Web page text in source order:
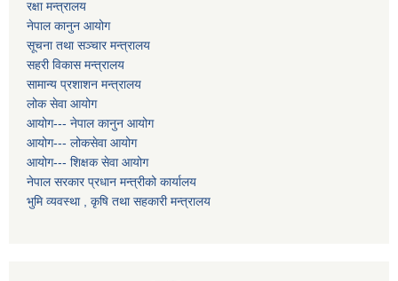
रक्षा मन्त्रालय
नेपाल कानुन आयोग
सूचना तथा सञ्चार मन्त्रालय
सहरी विकास मन्त्रालय
सामान्य प्रशाशन मन्त्रालय
लोक सेवा आयोग
आयोग--- नेपाल कानुन आयोग
आयोग--- लोकसेवा आयोग
आयोग--- शिक्षक सेवा आयोग
नेपाल सरकार प्रधान मन्त्रीको कार्यालय
भुमि व्यवस्था , कृषि तथा सहकारी मन्त्रालय